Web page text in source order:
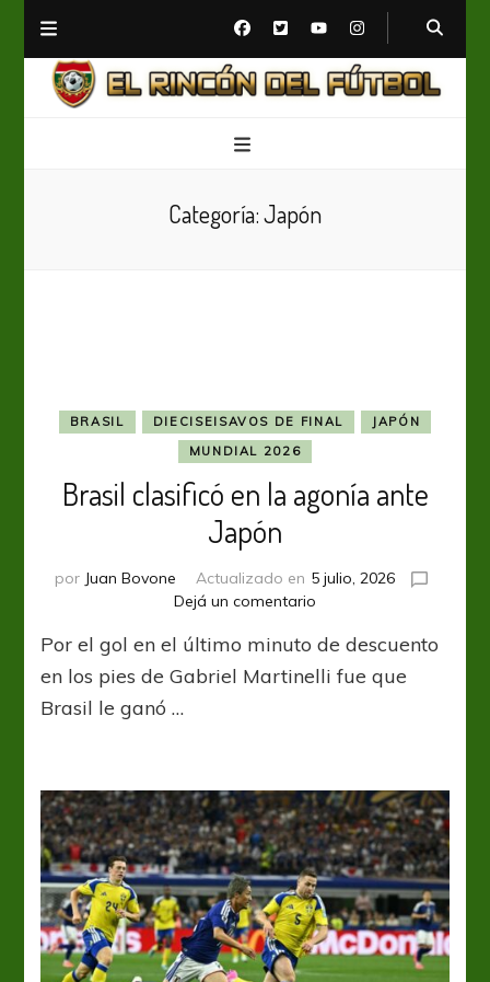
Categoría:Japón
BRASIL DIECISEISAVOS DE FINAL
JAPÓN
MUNDIAL 2026
Brasil clasificó en la agonía ante
Japón
por Juan Bovone Actualizado en 5 julio, 2026
Dejá un comentario
clasificó
en
Por el gol en el último minuto de descuento
en los pies de Gabriel Martinelli fue que
Brasil le ganó …